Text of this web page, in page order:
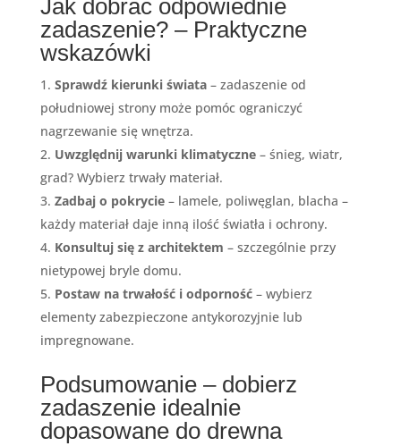
Jak dobrać odpowiednie
zadaszenie? – Praktyczne
wskazówki
Sprawdź kierunki świata– zadaszenie od
południowej strony może pomóc ograniczyć
nagrzewanie się wnętrza.
Uwzględnij warunki klimatyczne– śnieg, wiatr,
grad? Wybierz trwały materiał.
Zadbaj o pokrycie– lamele, poliwęglan, blacha –
każdy materiał daje inną ilość światła i ochrony.
Konsultuj się z architektem – szczególnie przy
nietypowej bryle domu.
Postaw na trwałość i odporność– wybierz
elementy zabezpieczone antykorozyjnie lub
impregnowane.
Podsumowanie – dobierz
zadaszenie idealnie
dopasowane do drewna